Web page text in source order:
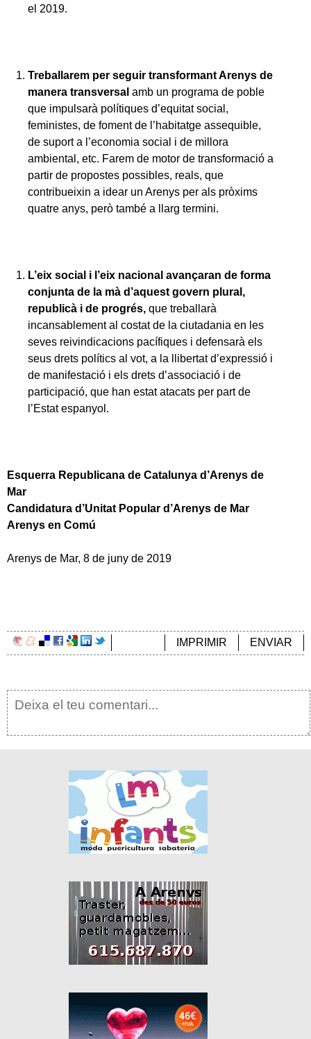
el 2019.
Treballarem per seguir transformant Arenys de
manera transversal amb un programa de poble
que impulsarà polítiques d’equitat social,
feministes, de foment de l’habitatge assequible,
de suport a l’economia social i de millora
ambiental, etc. Farem de motor de transformació a
partir de propostes possibles, reals, que
contribueixin a idear un Arenys per als pròxims
quatre anys, però també a llarg termini.
L’eix social i l’eix nacional avançaran de forma
conjunta de la mà d’aquest govern plural,
republicà i de progrés, que treballarà
incansablement al costat de la ciutadania en les
seves reivindicacions pacífiques i defensarà els
seus drets polítics al vot, a la llibertat d’expressió i
de manifestació i els drets d’associació i de
participació, que han estat atacats per part de
l’Estat espanyol.
Esquerra Republicana de Catalunya d’Arenys de
Mar
Candidatura d’Unitat Popular d’Arenys de Mar
Arenys en Comú
Arenys de Mar, 8 de juny de 2019
ENVIAR
IMPRIMIR